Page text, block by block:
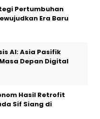
Pertumbuhan
Era Baru
AI: Asia Pasifik
Depan Digital
Hasil Retrofit
Sif Siang di